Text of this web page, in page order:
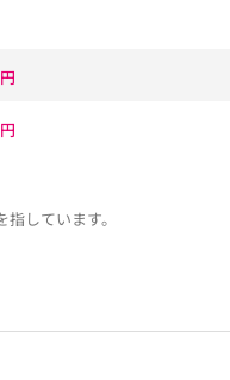
しています。